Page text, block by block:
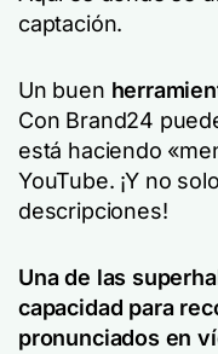
captación.
Un buen
Con Brand24
está haciendo
YouTube. ¡Y no
descripciones!
Una de las
capacidad para
pronunciados en